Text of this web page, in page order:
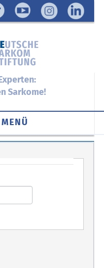
Sarkome!
MENÜ